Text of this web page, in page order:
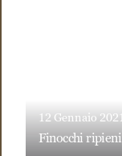
12 Gennaio
finocchi